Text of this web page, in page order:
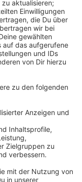
, traditionell ein
"klare
will also nicht nur
dass
Überschriften